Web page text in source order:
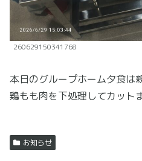
260629150341768
本日のグループホーム夕食は
鶏もも肉を下処理してカット
お知らせ